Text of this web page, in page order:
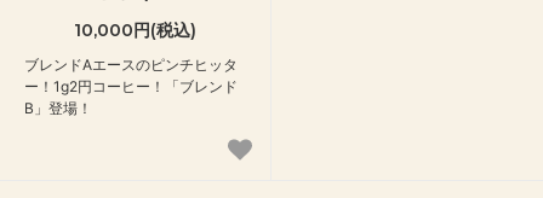
10,000円(税込)
ブレンドAエースのピンチヒッタ
ー！1g2円コーヒー！「ブレンド
B」登場！